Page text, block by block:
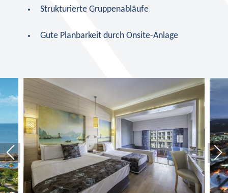
Strukturierte Gruppenabläufe
Gute Planbarkeit durch Onsite-Anlage